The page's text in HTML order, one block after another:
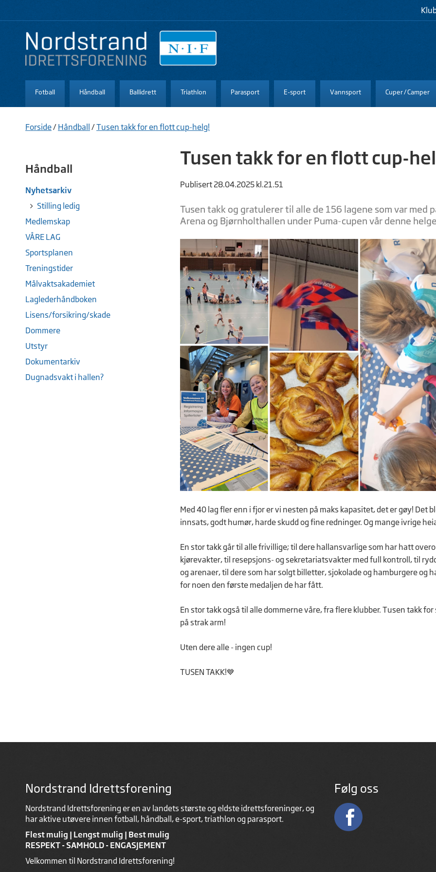
Fotball Håndball Ballidrett Triathlon Parasport E-sport Vannsport Cuper / Camper
Forside/ Håndball /Tusen takk for en flott cup-helg!
Håndball
Nyhetsarkiv
Stilling ledig
Medlemskap
VÅRE LAG
Sportsplanen
Treningstider
Målvaktsakademiet
Laglederhåndboken
Lisens/forsikring/skade
Dommere
Utstyr
Dokumentarkiv
Dugnadsvakt i hallen?
Tusen takk for en flott cup-
Publisert 28.04.2025 kl.21.51
Tusen takk og gratulerer til alle de 156 lagene som var med
Arena og Bjørnholthallen under Puma-cupen vår denne
Med 40 lag fler enn i fjor er vi nesten på maks kapasitet, det er gøy! Det
innsats, godt humør, harde skudd og fine redninger. Og mange ivrige
En stor takk går til alle frivillige; til dere hallansvarlige som har hatt
kjørevakter, til resepsjons- og sekretariatsvakter med full kontroll, til
og arenaer, til dere som har solgt billetter, sjokolade og hamburgere og
for noen den første medaljen de har fått.
En stor takk også til alle dommerne våre, fra flere klubber. Tusen takk
på strak arm!
Uten dere alle - ingen cup!
TUSEN TAKK!💙
Nordstrand Idrettsforening
Nordstrand Idrettsforening er en av landets største og eldste idrettsforeninger, og
har aktive utøvere innen fotball, håndball, e-sport, triathlon og parasport.
Flest mulig | Lengst mulig | Best mulig
RESPEKT - SAMHOLD - ENGASJEMENT
Velkommen til Nordstrand Idrettsforening!
Følg oss